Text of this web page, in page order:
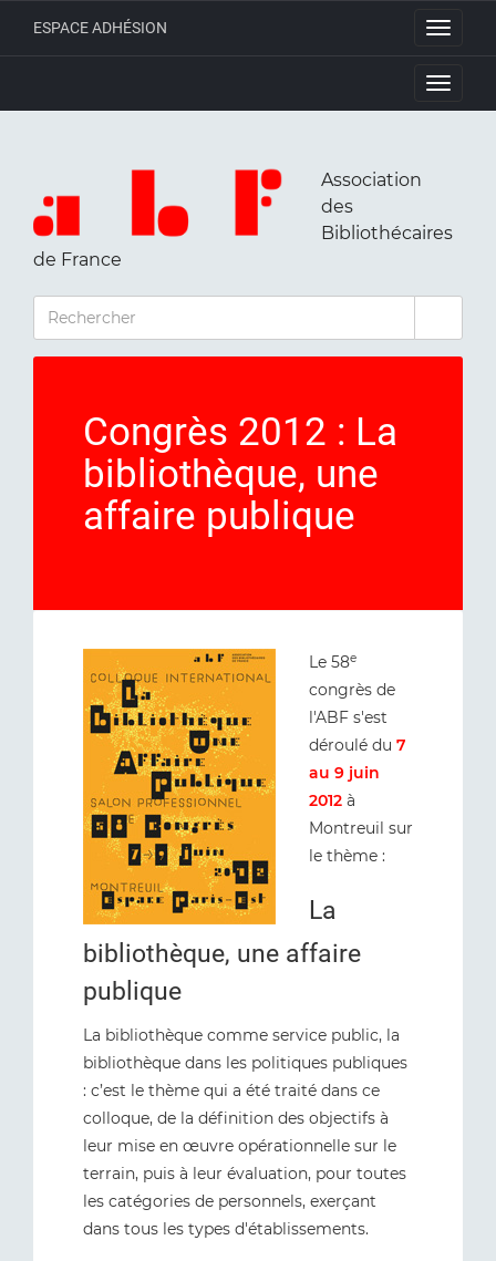
Toggle
ESPACE ADHÉSION
Toggle
Association
des
Bibliothécaires
de France
RECHERCHER
Congrès 2012 : La
bibliothèque, une
affaire publique
Le 58e
congrès de
l'ABF s'est
déroulé du 7
au 9 juin
2012 à
Montreuil sur
le thème :
La
bibliothèque, une affaire
publique
La bibliothèque comme service public, la
bibliothèque dans les politiques publiques
: c’est le thème qui a été traité dans ce
colloque, de la définition des objectifs à
leur mise en œuvre opérationnelle sur le
terrain, puis à leur évaluation, pour toutes
les catégories de personnels, exerçant
dans tous les types d'établissements.